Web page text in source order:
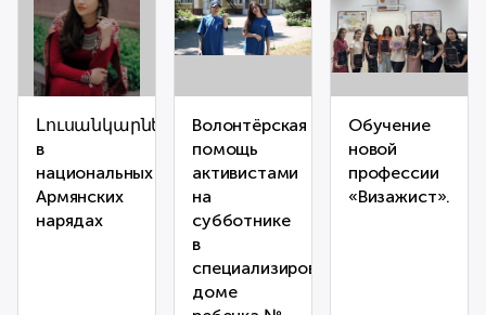
Լուսանկարներсессия
в
национальных
Армянских
нарядах
Волонтёрская
помощь
активистами
на
субботнике
в
специализированном
доме
Обучение
новой
профессии
«Визажист».